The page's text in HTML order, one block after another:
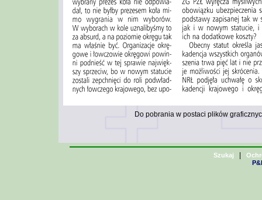
Do pobrania w postaci plików
Szukaj